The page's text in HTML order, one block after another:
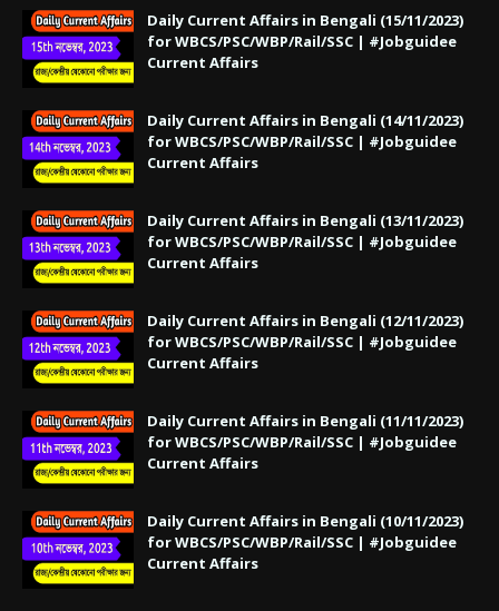
Daily Current Affairs in Bengali (15/11/2023)
for WBCS/PSC/WBP/Rail/SSC | #Jobguidee
Current Affairs
Daily Current Affairs in Bengali (14/11/2023)
for WBCS/PSC/WBP/Rail/SSC | #Jobguidee
Current Affairs
Daily Current Affairs in Bengali (13/11/2023)
for WBCS/PSC/WBP/Rail/SSC | #Jobguidee
Current Affairs
Daily Current Affairs in Bengali (12/11/2023)
for WBCS/PSC/WBP/Rail/SSC | #Jobguidee
Current Affairs
Daily Current Affairs in Bengali (11/11/2023)
for WBCS/PSC/WBP/Rail/SSC | #Jobguidee
Current Affairs
Daily Current Affairs in Bengali (10/11/2023)
for WBCS/PSC/WBP/Rail/SSC | #Jobguidee
Current Affairs